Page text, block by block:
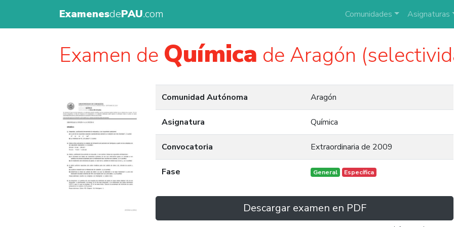
ExamenesdePAU.com Comunidades Asignaturas
Examen de Química de Aragón
Comunidad Autónoma Aragón
Asignatura Química
Convocatoria Extraordinaria de 2009
Fase General Específica
Descargar examen en PDF